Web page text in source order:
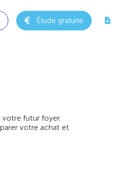
Étude gratuite
votre futur foyer.
votre achat et